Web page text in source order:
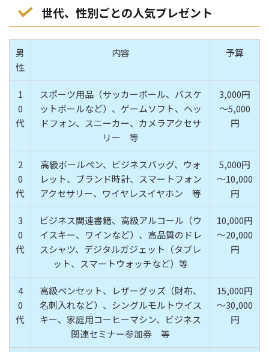
世代、性別ごとの人気プレゼント
男
性
内容 予算
1
0
代
スポーツ用品（サッカーボール、バスケ
ットボールなど）、ゲームソフト、ヘッ
ドフォン、スニーカー、カメラアクセサ
リー 等
3,000円
～5,000
円
2
0
代
高級ボールペン、ビジネスバッグ、ウォ
レット、ブランド時計、スマートフォン
アクセサリー、ワイヤレスイヤホン 等
5,000円
～10,000
円
3
0
代
ビジネス関連書籍、高級アルコール（ウ
イスキー、ワインなど）、高品質のドレ
スシャツ、デジタルガジェット（タブレ
ット、スマートウォッチなど）等
10,000円
～20,000
円
4
0
代
高級ペンセット、レザーグッズ（財布、
名刺入れなど）、シングルモルトウイス
キー、家庭用コーヒーマシン、ビジネス
関連セミナー参加券 等
15,000円
～30,000
円